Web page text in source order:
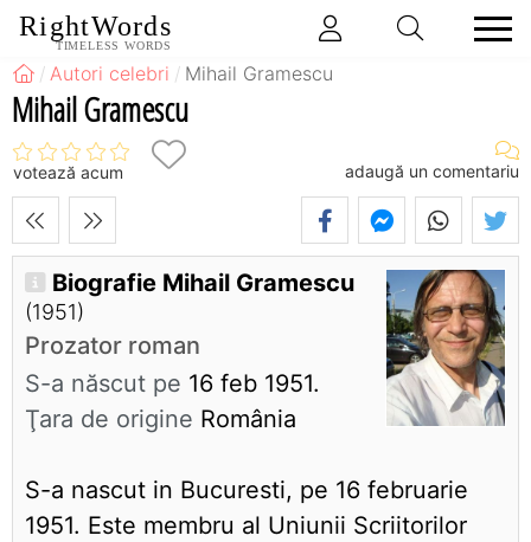
RightWords
TIMELESS WORDS
Autori celebri Mihail Gramescu
Mihail Gramescu
votează acum adaugă un comentariu
Biografie Mihail Gramescu
(1951)
Prozator roman
S-a născut pe 16 feb 1951.
Ţara de origine România
S-a nascut in Bucuresti, pe 16 februarie
1951. Este membru al Uniunii Scriitorilor